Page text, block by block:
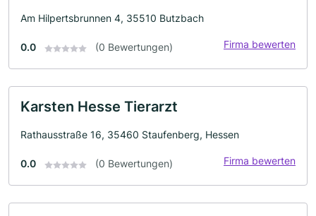
Am Hilpertsbrunnen 4, 35510 Butzbach
0.0 (0 Bewertungen) Firma bewerten
Karsten Hesse Tierarzt
Rathausstraße 16, 35460 Staufenberg, Hessen
0.0 (0 Bewertungen) Firma bewerten